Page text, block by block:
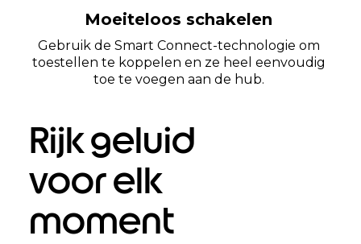
Moeiteloos schakelen
Gebruik de Smart Connect-technologie om
toestellen te koppelen en ze heel eenvoudig
toe te voegen aan de hub.
Rijk geluid
voor elk
moment